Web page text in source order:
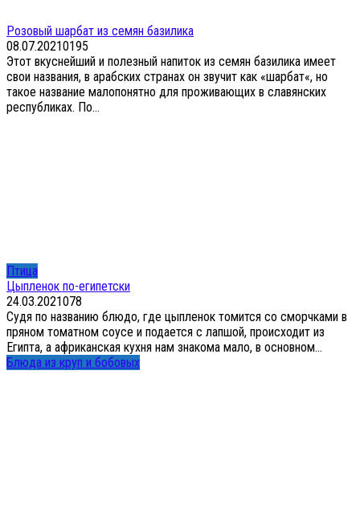
Розовый шарбат из семян базилика
08.07.20210195
Этот вкуснейший и полезный напиток из семян базилика имеет
свои названия, в арабских странах он звучит как «шарбат«, но
такое название малопонятно для проживающих в славянских
республиках. По...
Птица
Цыпленок по-египетски
24.03.2021078
Судя по названию блюдо, где цыпленок томится со сморчками в
пряном томатном соусе и подается с лапшой, происходит из
Египта, а африканская кухня нам знакома мало, в основном...
Блюда из круп и бобовых